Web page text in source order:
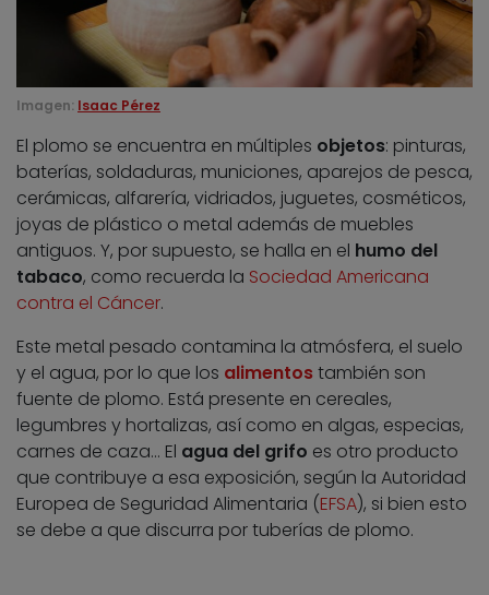
Imagen: Isaac Pérez
El plomo se encuentra en múltiples objetos: pinturas,
baterías, soldaduras, municiones, aparejos de pesca,
cerámicas, alfarería, vidriados, juguetes, cosméticos,
joyas de plástico o metal además de muebles
antiguos. Y, por supuesto, se halla en el humo del
tabaco, como recuerda la Sociedad Americana
contra el Cáncer.
Este metal pesado contamina la atmósfera, el suelo
y el agua, por lo que los alimentostambién son
fuente de plomo. Está presente en cereales,
legumbres y hortalizas, así como en algas, especias,
carnes de caza… El agua del grifo es otro producto
que contribuye a esa exposición, según la Autoridad
Europea de Seguridad Alimentaria (EFSA), si bien esto
se debe a que discurra por tuberías de plomo.